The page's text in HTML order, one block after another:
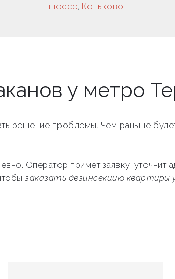
шоссе, Коньково
у метро
решение проблемы. Чем раньше
Оператор примет заявку,
заказать дезинсекцию квартиры